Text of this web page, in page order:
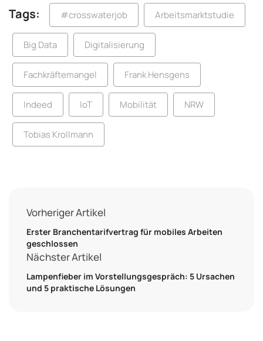
Tags: #crosswaterjob Arbeitsmarktstudie
Big Data Digitalisierung
Fachkräftemangel Frank Hensgens
Indeed IoT Mobilität NRW
Tobias Krollmann
Vorheriger Artikel
Erster Branchentarifvertrag für mobiles Arbeiten
geschlossen
Nächster Artikel
Lampenfieber im Vorstellungsgespräch: 5 Ursachen
und 5 praktische Lösungen